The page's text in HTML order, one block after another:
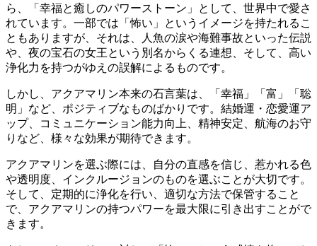
ら、「幸福と癒しのパワーストーン」として、世界中で愛さ
れています。一部では「怖い」というイメージを持たれるこ
ともありますが、それは、人魚の涙や海難事故といった伝説
や、夜の宝石の女王という別名からくる連想、そして、高い
浄化力を持つがゆえの誤解によるものです。
しかし、アクアマリン本来の石言葉は、「幸福」「富」「聡
明」など、ポジティブなものばかりです。結婚運・恋愛運ア
ップ、コミュニケーション能力向上、精神安定、航海のお守
りなど、様々な効果が期待できます。
アクアマリンを選ぶ際には、自分の直感を信じ、惹かれる色
や透明度、インクルージョンのものを選ぶことが大切です。
そして、定期的に浄化を行い、適切な方法で保管すること
で、アクアマリンの持つパワーを最大限に引き出すことがで
きます。